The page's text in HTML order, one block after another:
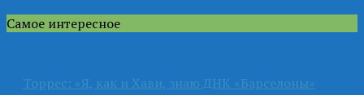
Самое интересное
Торрес: «Я, как и Хави, знаю ДНК «Барселоны»